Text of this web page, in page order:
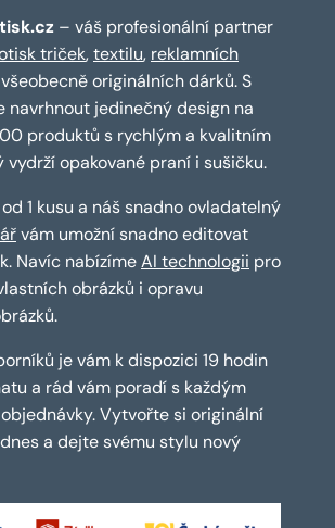
– váš profesionální partner
triček,textilu, reklamních
originálních dárků. S
navrhnout jedinečný design na
produktů s rychlým a kvalitním
vydrží opakované praní i sušičku.
1 kusu a náš snadno ovladatelný
vám umožní snadno editovat
Navíc nabízímeAI technologii pro
obrázků i opravu
je vám k dispozici 19 hodin
a rád vám poradí s každým
Vytvořte si originální
a dejte svému stylu nový